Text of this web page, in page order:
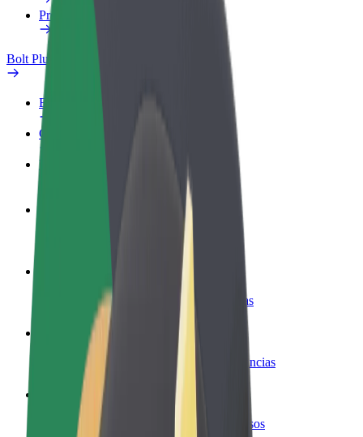
Preguntas frecuentes
Bolt Plus
Beneficios
Cómo unirse
Preguntas frecuentes
Gana dinero colaborando con Bolt
Colaborar como repartidor
Reparte comida y cobra todas las semanas
Añadir un restaurante o tienda
Llega a más clientes y maximiza tus ganancias
Registrarse como propietario de flota
Añade tu flota a Bolt y potencia tus ingresos